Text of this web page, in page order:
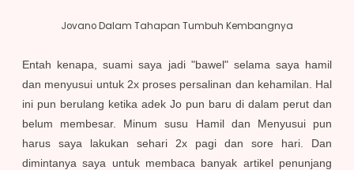
Jovano Dalam Tahapan Tumbuh Kembangnya
Entah kenapa, suami saya jadi "bawel" selama saya hamil
dan menyusui untuk 2x proses persalinan dan kehamilan. Hal
ini pun berulang ketika adek Jo pun baru di dalam perut dan
belum membesar. Minum susu Hamil dan Menyusui pun
harus saya lakukan sehari 2x pagi dan sore hari. Dan
dimintanya saya untuk membaca banyak artikel penunjang